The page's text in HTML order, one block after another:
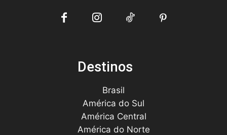
Destinos
Brasil
América do Sul
América Central
América do Norte